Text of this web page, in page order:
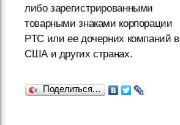
либо зарегистрированными
товарными знаками корпорации
PTC или ее дочерних компаний в
США и других странах.
Поделиться…